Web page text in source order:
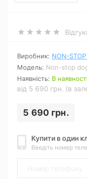
Виробник: NON-
Модель: Non-stop
Наявність: В
від 5 690 грн. (в
5 690 грн.
Купити в один
Введіть номер